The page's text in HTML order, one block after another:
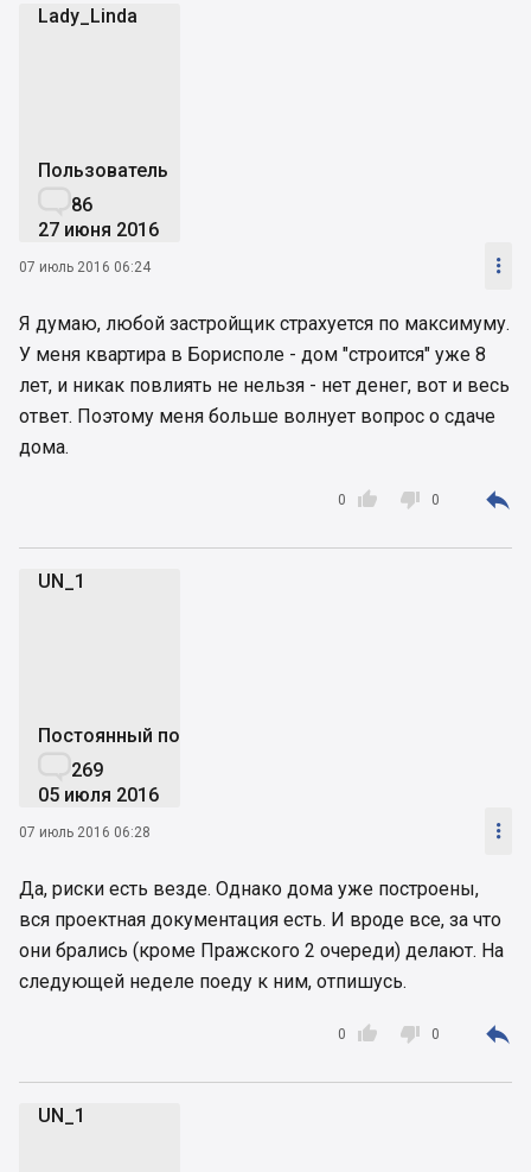
Lady_Linda
Пользователь
86
27 июня 2016
07 июль 2016 06:24 
Я думаю, любой застройщик страхуется по максимуму.
У меня квартира в Борисполе - дом "строится" уже 8
лет, и никак повлиять не нельзя - нет денег, вот и весь
ответ. Поэтому меня больше волнует вопрос о сдаче
дома.

0  0 
UN_1
Постоянный пользователь
269
05 июля 2016
07 июль 2016 06:28 
Да, риски есть везде. Однако дома уже построены,
вся проектная документация есть. И вроде все, за что
они брались (кроме Пражского 2 очереди) делают. На
следующей неделе поеду к ним, отпишусь.

0  0 
UN_1